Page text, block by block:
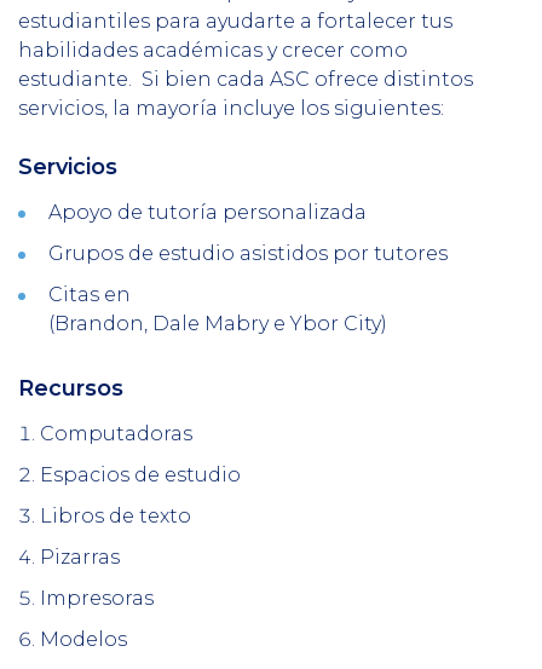
estudiantiles para ayudarte a fortalecer tus
habilidades académicas y crecer como
estudiante.
Si bien cada ASC ofrece distintos
servicios, la mayoría incluye los siguientes:
Column
1
Servicios
Apoyo de tutoría personalizada
Grupos de estudio asistidos por tutores
Citas en
(Brandon, Dale Mabry e Ybor City)
Column
2
Recursos
Computadoras
Espacios de estudio
Libros de texto
Pizarras
Impresoras
Modelos